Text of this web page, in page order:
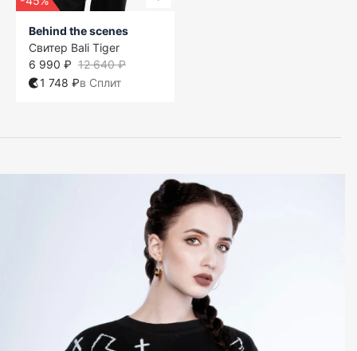
Behind the scenes
Свитер Bali Tiger
12 640 ₽
6 990 ₽
1 748 ₽в Сплит